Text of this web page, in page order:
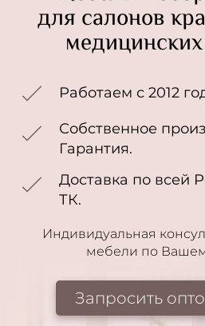
для салонов
Работаем с 2012
Собственное
Гарантия.
Доставка по всей
ТК.
Индивидуальная
мебели по
Запросить